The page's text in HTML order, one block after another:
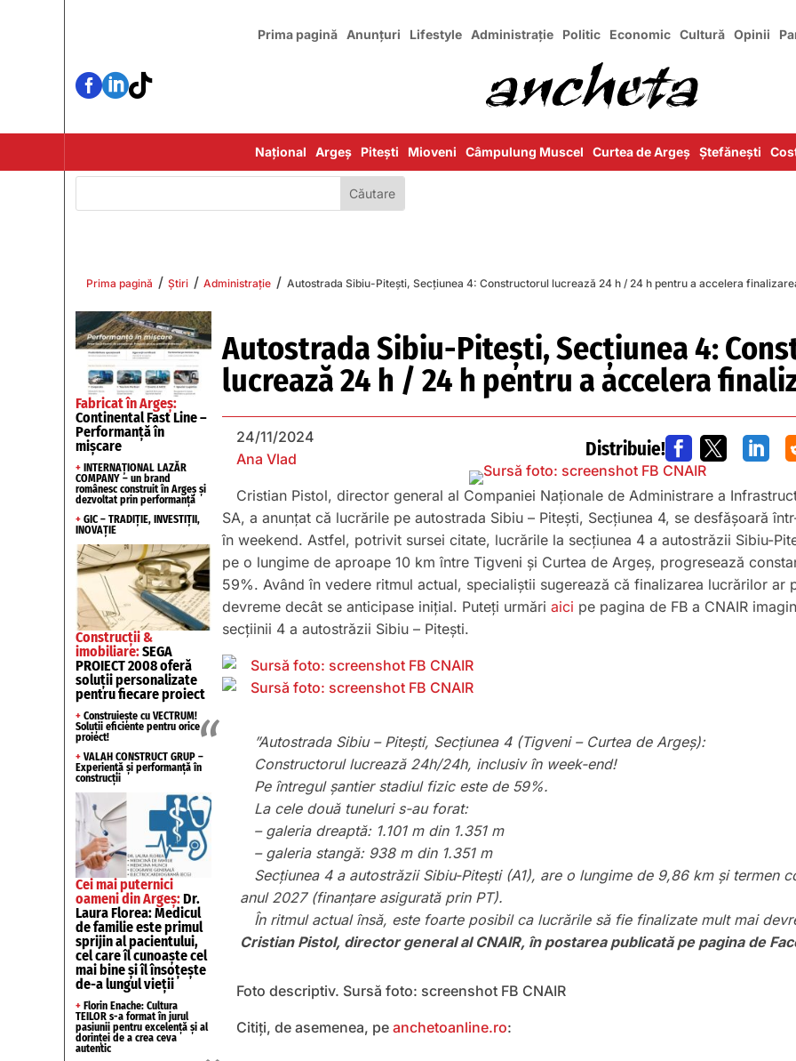
Prima pagină Anunțuri Lifestyle Administrație Politic Economic Cultură Opinii

Național Argeș Pitești Mioveni Câmpulung Muscel Curtea de Argeș Ștefănești
Prima pagină / Știri / Administrație / Autostrada Sibiu-Pitești, Secțiunea 4: Constructorul lucrează 24 h / 24 h pentru a accelera
Fabricat în Argeș:
Continental Fast Line –
Performanță în
mișcare
+ INTERNAȚIONAL LAZĂR
COMPANY – un brand
românesc construit în Argeș și
dezvoltat prin performanță
+ GIC – TRADIȚIE, INVESTIȚII,
INOVAȚIE
Construcții &
imobiliare:SEGA
PROIECT 2008 oferă
soluții personalizate
pentru fiecare proiect
+ Construiește cu VECTRUM!
Soluții eficiente pentru orice
proiect!
+ VALAH CONSTRUCT GRUP –
Experiență și performanță în
construcții
Cei mai puternici
oameni din Argeș:Dr.
Laura Florea: Medicul
de familie este primul
sprijin al pacientului,
cel care îl cunoaște cel
mai bine și îl însoțește
de-a lungul vieții
+ Florin Enache: Cultura
TEILOR s-a format în jurul
pasiunii pentru excelență și al
dorinței de a crea ceva
autentic
Autostrada Sibiu-Pitești, Secțiunea 4:
lucrează 24 h / 24 h pentru a accelera
24/11/2024
Ana Vlad
Distribuie!   
Cristian Pistol, director general al Companiei Naţionale de Administrare a
SA, a anunțat că lucrările pe autostrada Sibiu – Pitești, Secțiunea 4, se desfășoară
în weekend. Astfel, potrivit sursei citate, lucrările la secțiunea 4 a autostrăzii Sibiu-
pe o lungime de aproape 10 km între Tigveni și Curtea de Argeș, progresează
59%. Având în vedere ritmul actual, specialiștii sugerează că finalizarea lucrărilor ar
devreme decât se anticipase inițial. Puteți urmări aici pe pagina de FB a CNAIR
secțiinii 4 a autostrăzii Sibiu – Pitești.
”Autostrada Sibiu – Pitești, Secțiunea 4 (Tigveni – Curtea de Argeș):
Constructorul lucrează 24h/24h, inclusiv în week-end!
Pe întregul șantier stadiul fizic este de 59%.
La cele două tuneluri s-au forat:
– galeria dreaptă: 1.101 m din 1.351 m
– galeria stangă: 938 m din 1.351 m
Secțiunea 4 a autostrăzii Sibiu-Pitești (A1), are o lungime de 9,86 km și termen
anul 2027 (finanțare asigurată prin PT).
În ritmul actual însă, este foarte posibil ca lucrările să fie finalizate mult mai
Cristian Pistol, director general al CNAIR, în postarea publicată pe pagina de
Foto descriptiv. Sursă foto: screenshot FB CNAIR
Citiți, de asemenea, pe anchetoanline.ro: